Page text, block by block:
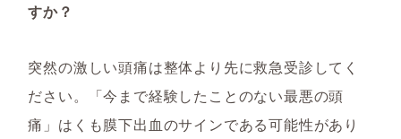
すか？
突然の激しい頭痛は整体より先に救急受診してく
ださい。「今まで経験したことのない最悪の頭
痛」はくも膜下出血のサインである可能性があり